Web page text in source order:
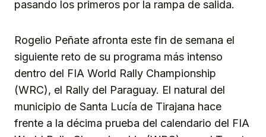
pasando los primeros por la rampa de salida.
Rogelio Peñate afronta este fin de semana el
siguiente reto de su programa más intenso
dentro del FIA World Rally Championship
(WRC), el Rally del Paraguay. El natural del
municipio de Santa Lucía de Tirajana hace
frente a la décima prueba del calendario del FIA